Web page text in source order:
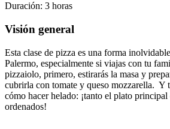
Duración: 3 horas
Visión general
Esta clase de pizza es una forma
Palermo, especialmente si viajas con tu
pizzaiolo, primero, estirarás la masa y
cubrirla con tomate y queso mozzarella. Y
cómo hacer helado: ¡tanto el plato principal
ordenados!